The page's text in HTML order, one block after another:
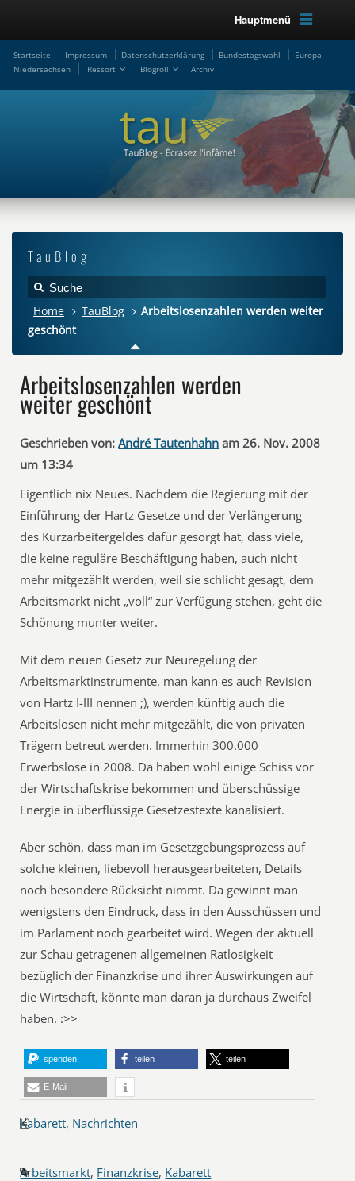
Hauptmenü
Startseite Impressum Datenschutzerklärung Bundestagswahl
Europa
Niedersachsen
Ressort Blogroll Archiv
TauBlog
Home TauBlog
Arbeitslosenzahlen werden weiter
geschönt
Arbeitslosenzahlen werden
weiter geschönt
Geschrieben von: André Tautenhahn am 26. Nov. 2008
um 13:34
Eigentlich nix Neues. Nachdem die Regierung mit der
Einführung der Hartz Gesetze und der Verlängerung
des Kurzarbeitergeldes dafür gesorgt hat, dass viele,
die keine reguläre Beschäftigung haben, auch nicht
mehr mitgezählt werden, weil sie schlicht gesagt, dem
Arbeitsmarkt nicht „voll“ zur Verfügung stehen, geht die
Schönung munter weiter.
Mit dem neuen Gesetz zur Neuregelung der
Arbeitsmarktinstrumente, man kann es auch Revision
von Hartz I-III nennen ;), werden künftig auch die
Arbeitslosen nicht mehr mitgezählt, die von privaten
Trägern betreut werden. Immerhin 300.000
Erwerbslose in 2008. Da haben wohl einige Schiss vor
der Wirtschaftskrise bekommen und überschüssige
Energie in überflüssige Gesetzestexte kanalisiert.
Aber schön, dass man im Gesetzgebungsprozess auf
solche kleinen, liebevoll herausgearbeiteten, Details
noch besondere Rücksicht nimmt. Da gewinnt man
wenigstens den Eindruck, dass in den Ausschüssen und
im Parlament noch gearbeitet wird. Wegen der aktuell
zur Schau getragenen allgemeinen Ratlosigkeit
bezüglich der Finanzkrise und ihrer Auswirkungen auf
die Wirtschaft, könnte man daran ja durchaus Zweifel
haben. :>>
spenden teilen teilen
E-Mail
Kabarett, Nachrichten
Arbeitsmarkt, Finanzkrise, Kabarett